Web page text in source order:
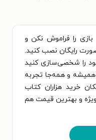
بازی را فراموش نکن و
رایگان نصب کنید.
را شخصی‌سازی کنید
و همه‌جا تجربه
خرید هزاران کتاب
و بهترین قیمت هم